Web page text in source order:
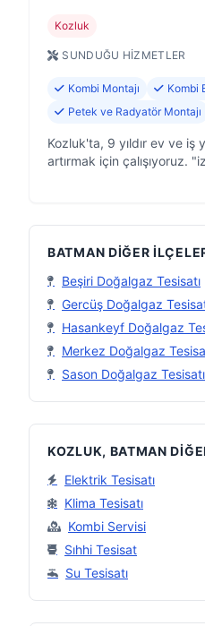
Kozluk
SUNDUĞU HIZMETLER
Kombi Montajı
Kombi
Petek ve Radyatör Montajı
Kozluk'ta, 9 yıldır ev ve iş
artırmak için çalışıyoruz.
BATMAN DIĞER
Beşiri Doğalgaz Tesisatı
Gercüş Doğalgaz
Hasankeyf Doğalgaz
Merkez Doğalgaz
Sason Doğalgaz Tesisatı
KOZLUK, BATMAN
Elektrik Tesisatı
Klima Tesisatı
Kombi Servisi
Sıhhi Tesisat
Su Tesisatı